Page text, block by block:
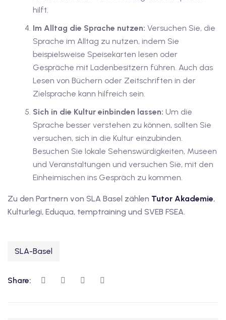
hilft.
Im Alltag die Sprache nutzen: Versuchen Sie, die
Sprache im Alltag zu nutzen, indem Sie
beispielsweise Speisekarten lesen oder
Gespräche mit Ladenbesitzern führen. Auch das
Lesen von Büchern oder Zeitschriften in der
Zielsprache kann hilfreich sein.
Sich in die Kultur einbinden lassen: Um die
Sprache besser verstehen zu können, sollten Sie
versuchen, sich in die Kultur einzubinden.
Besuchen Sie lokale Sehenswürdigkeiten, Museen
und Veranstaltungen und versuchen Sie, mit den
Einheimischen ins Gespräch zu kommen.
Zu den Partnern von SLA Basel zählen Tutor Akademie,
Kulturlegi, Eduqua, temptraining und SVEB FSEA.
SLA-Basel
Share: